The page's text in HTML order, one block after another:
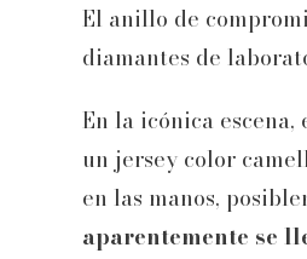
El anillo de
diamantes de
En la icónica
un jersey color
en las manos,
aparentemente se